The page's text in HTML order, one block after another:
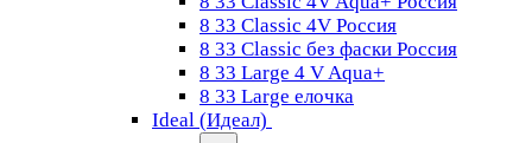
8 33 Classic 4V Россия
8 33 Classic без фаски Россия
8 33 Large 4 V Aqua+
8 33 Large елочка
Ideal (Идеал)